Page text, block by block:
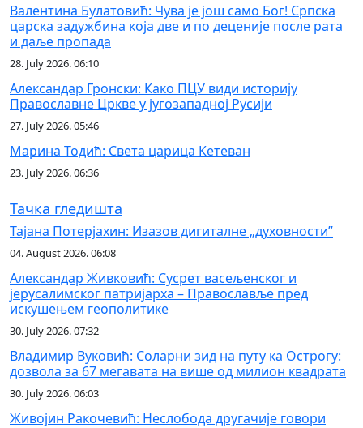
Валентина Булатовић: Чува је још само Бог! Српска
царска задужбина која две и по деценије после рата
и даље пропада
28. July 2026. 06:10
Александар Гронски: Како ПЦУ види историју
Православне Цркве у југозападној Русији
27. July 2026. 05:46
Марина Тодић: Света царица Кетеван
23. July 2026. 06:36
Тачка гледишта
Тајана Потерјахин: Изазов дигиталне „духовности”
04. August 2026. 06:08
Александар Живковић: Сусрет васељенског и
јерусалимског патријарха – Православље пред
искушењем геополитике
30. July 2026. 07:32
Владимир Вуковић: Соларни зид на путу ка Острогу:
дозвола за 67 мегавата на више од милион квадрата
30. July 2026. 06:03
Живојин Ракочевић: Неслобода другачије говори